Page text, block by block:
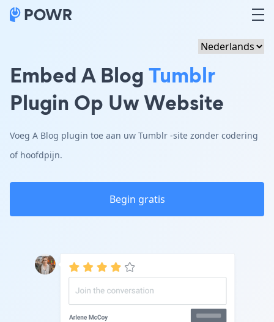
Embed A BlogTumblr
Plugin Op Uw Website
Voeg A Blog plugin toe aan uw Tumblr -site zonder codering
of hoofdpijn.
Begin gratis